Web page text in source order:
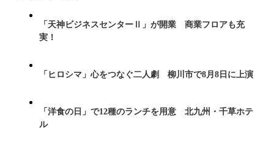
「天神ビジネスセンターⅡ」が開業 商業フロアも充
実！
「ヒロシマ」心をつなぐ二人劇 柳川市で8月8日に上演
「洋食の日」で12種のランチを用意 北九州・千草ホテ
ル